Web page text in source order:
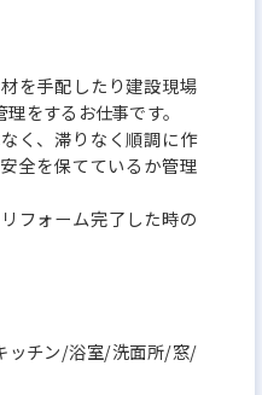
タイル、エリアの特性
クオリティを追求した
す。また「社内責任一貫
設計／施工／販売とい
ど、住んだ後も責任を
客にきめ細やかで迅速
「社内責任一貫体制」
を手配したり建設現場
をするお仕事です。
く、滞りなく順調に作
全を保てているか管理
フォーム完了した時の
ッチン/浴室/洗面所/窓/